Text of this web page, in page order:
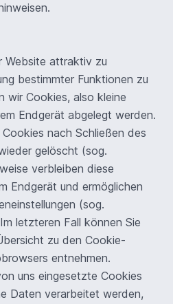
Website attraktiv zu
bestimmter Funktionen zu
wir Cookies, also kleine
Endgerät abgelegt werden.
nach Schließen des
gelöscht (sog.
verbleiben diese
Endgerät und ermöglichen
(sog.
letzteren Fall können Sie
zu den Cookie-
entnehmen.
uns eingesetzte Cookies
Daten verarbeitet werden,